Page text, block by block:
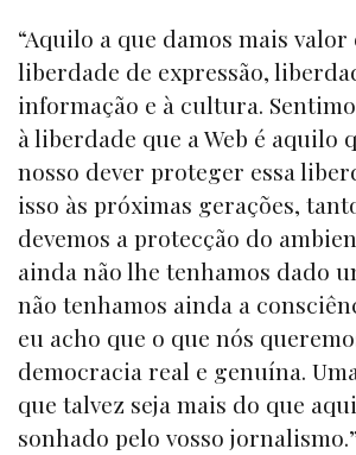
“Aquilo a que damos mais
liberdade de expressão,
informação e à cultura.
à liberdade que a Web é aquilo
nosso dever proteger essa
isso às próximas gerações,
devemos a protecção do
ainda não lhe tenhamos dado
não tenhamos ainda a
eu acho que o que nós
democracia real e genuína.
que talvez seja mais do que
sonhado pelo vosso